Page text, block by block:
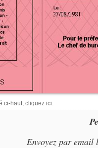
ci-haut, cliquez ici.
Envoyez par email